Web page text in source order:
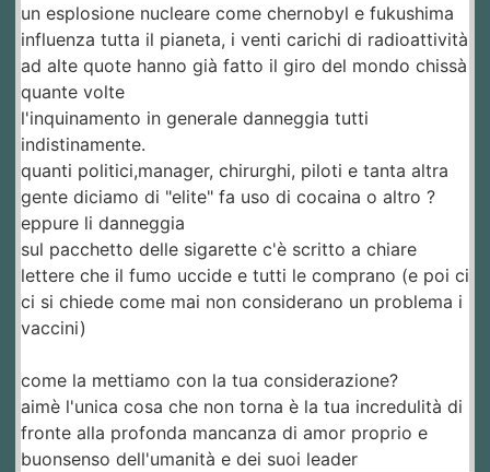
un esplosione nucleare come chernobyl e fukushima
influenza tutta il pianeta, i venti carichi di radioattività
ad alte quote hanno già fatto il giro del mondo chissà
quante volte
l'inquinamento in generale danneggia tutti
indistinamente.
quanti politici,manager, chirurghi, piloti e tanta altra
gente diciamo di "elite" fa uso di cocaina o altro ?
eppure li danneggia
sul pacchetto delle sigarette c'è scritto a chiare
lettere che il fumo uccide e tutti le comprano (e poi ci
ci si chiede come mai non considerano un problema i
vaccini)
come la mettiamo con la tua considerazione?
aimè l'unica cosa che non torna è la tua incredulità di
fronte alla profonda mancanza di amor proprio e
buonsenso dell'umanità e dei suoi leader